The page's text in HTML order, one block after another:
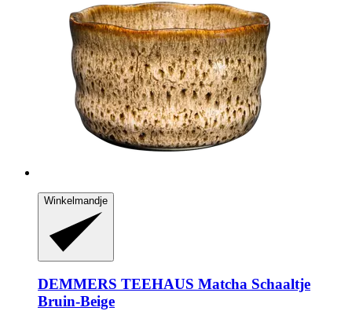
Winkelmandje
DEMMERS TEEHAUS Matcha Schaaltje
Bruin-​Beige